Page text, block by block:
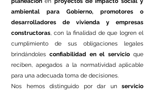
ambiental
para Gobierno, promotores o
desarrolladores de vivienda y empresas
constructoras, con la finalidad de que logren el
cumplimiento de sus obligaciones legales
brindándoles confiabilidad en el servicio que
reciben, apegados a la normatividad aplicable
para una adecuada toma de decisiones.
Nos hemos distinguido por dar un servicio